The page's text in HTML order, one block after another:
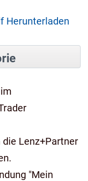
Herunterladen
Lenz+Partner
"Mein